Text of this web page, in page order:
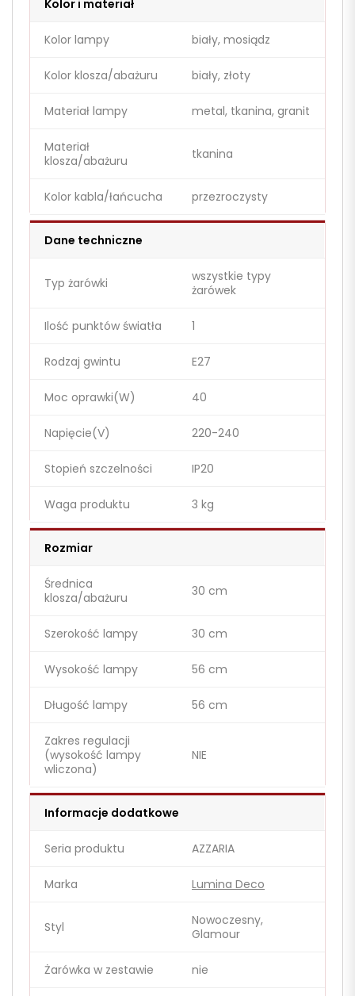
Kolor i materiał
Kolor lampy biały, mosiądz
Kolor klosza/abażuru biały, złoty
Materiał lampy metal, tkanina, granit
Materiał
klosza/abażuru
tkanina
Kolor kabla/łańcucha przezroczysty
Dane techniczne
Typ żarówki
wszystkie typy
żarówek
Ilość punktów światła 1
Rodzaj gwintu E27
Moc oprawki(W) 40
Napięcie(V) 220-240
Stopień szczelności IP20
Waga produktu 3 kg
Rozmiar
Średnica
klosza/abażuru
30 cm
Szerokość lampy 30 cm
Wysokość lampy 56 cm
Długość lampy 56 cm
Zakres regulacji
(wysokość lampy
wliczona)
NIE
Informacje dodatkowe
Seria produktu AZZARIA
Marka Lumina Deco
Styl
Nowoczesny,
Glamour
Żarówka w zestawie nie